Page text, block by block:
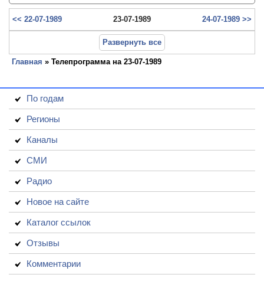
<< 22-07-1989 23-07-1989 24-07-1989 >>
Развернуть все
Главная » Телепрограмма на 23-07-1989
По годам
Регионы
Каналы
СМИ
Радио
Новое на сайте
Каталог ссылок
Отзывы
Комментарии